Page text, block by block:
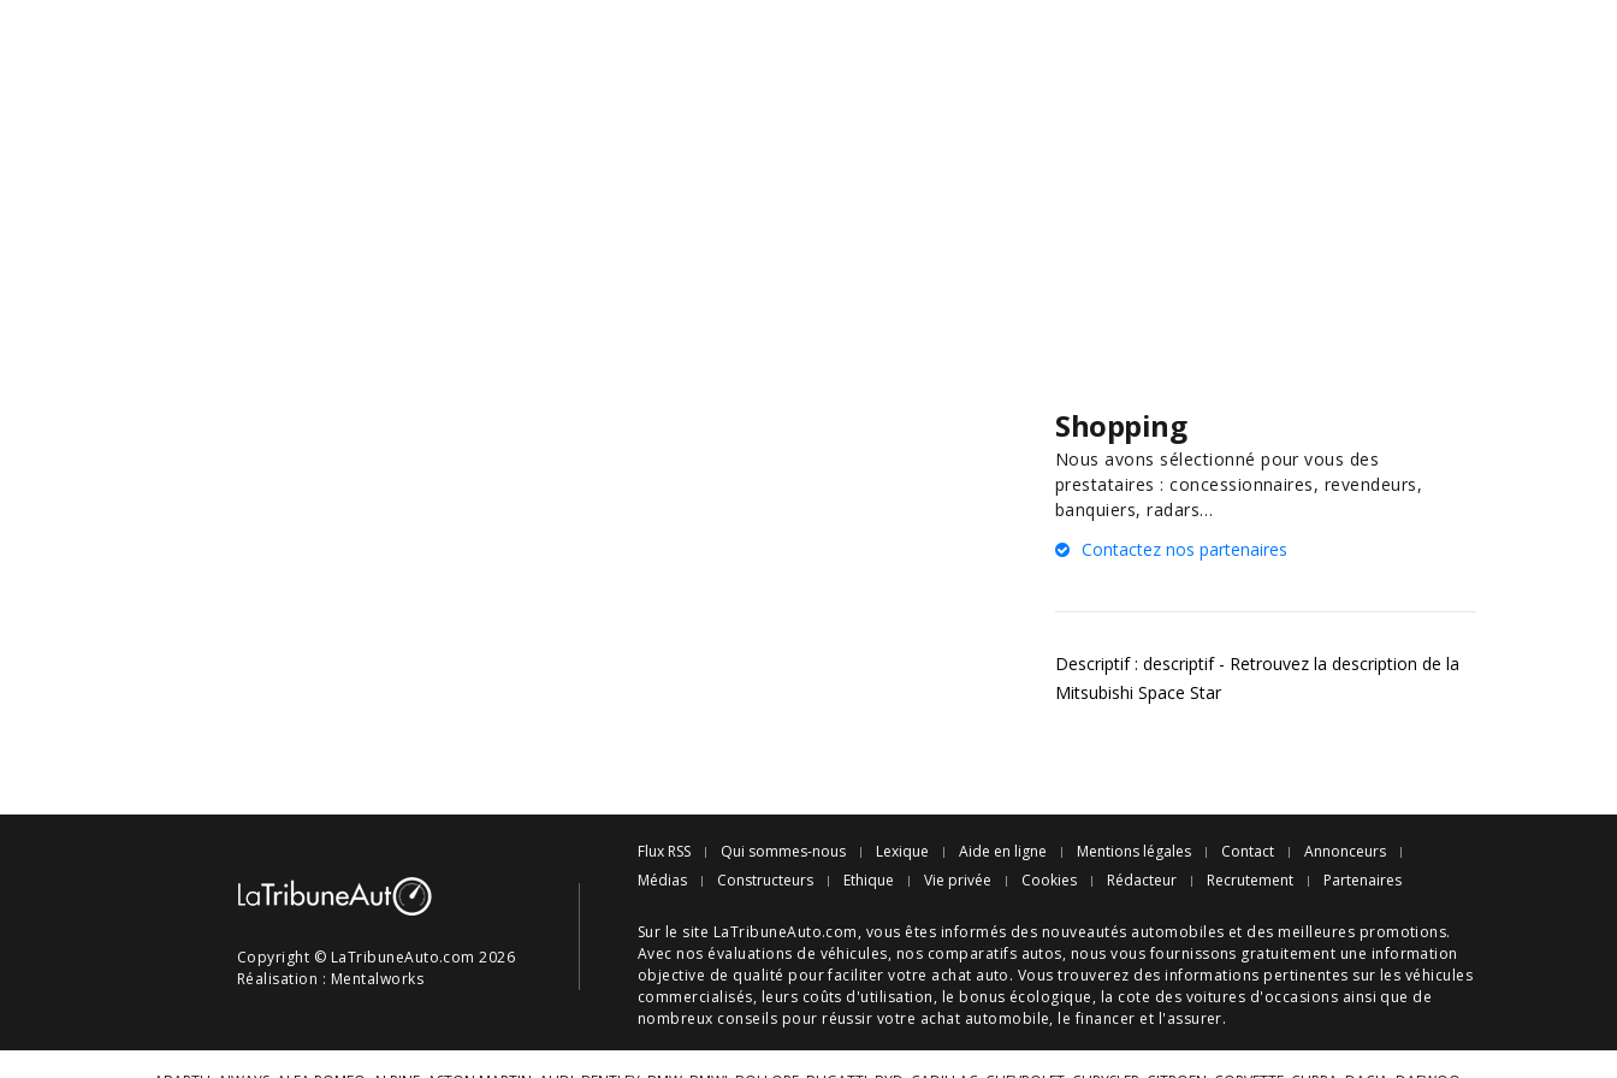
Shopping
Nous avons sélectionné pour vous des
prestataires : concessionnaires, revendeurs,
banquiers, radars…
Contactez nos partenaires
Descriptif : descriptif - Retrouvez la description de la
Mitsubishi Space Star
Copyright © LaTribuneAuto.com 2026
Réalisation : Mentalworks
Flux RSS Qui sommes-nous Lexique Aide en ligne Mentions légales Contact
Annonceurs
Médias
Constructeurs Ethique Vie privée Cookies Rédacteur Recrutement Partenaires
Sur le site LaTribuneAuto.com, vous êtes informés des nouveautés automobiles et des meilleures promotions.
Avec nos évaluations de véhicules, nos comparatifs autos, nous vous fournissons gratuitement une information
objective de qualité pour faciliter votre achat auto. Vous trouverez des informations pertinentes sur les véhicules
commercialisés, leurs coûts d'utilisation, le bonus écologique, la cote des voitures d'occasions ainsi que de
nombreux conseils pour réussir votre achat automobile, le financer et l'assurer.